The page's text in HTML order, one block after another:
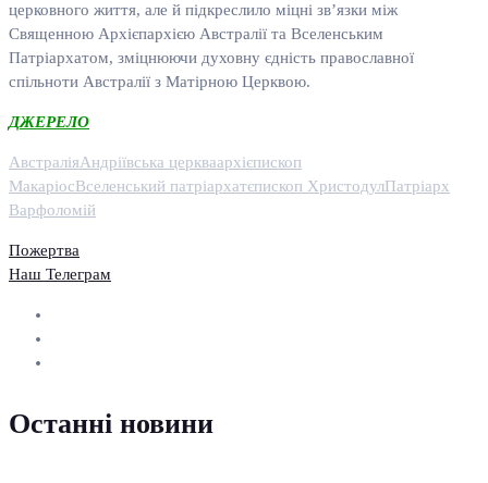
церковного життя, але й підкреслило міцні зв’язки між
Священною Архієпархією Австралії та Вселенським
Патріархатом, зміцнюючи духовну єдність православної
спільноти Австралії з Матірною Церквою.
ДЖЕРЕЛО
АвстраліяАндріївська церкваархієпископ
МакаріосВселенський патріархатєпископ ХристодулПатріарх
Варфоломій
Пожертва
Наш Телеграм
Останні новини